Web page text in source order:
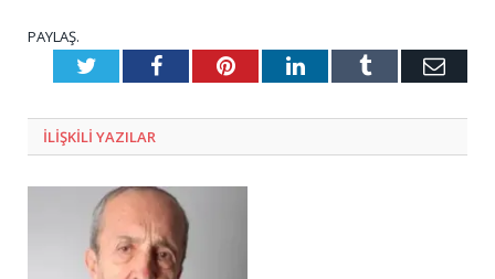
PAYLAŞ.
TwitterFacebookPinterestLinkedInTumblr E-
ILIŞKILI YAZILAR